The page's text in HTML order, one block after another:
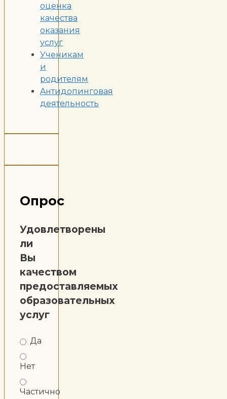
оценка
качества
оказания
услуг
Ученикам
и
родителям
Aнтидопинговая
деятельность
Опрос
Удовлетворены
ли
Вы
качеством
предоставляемых
образовательных
услуг
Да
Нет
Частично